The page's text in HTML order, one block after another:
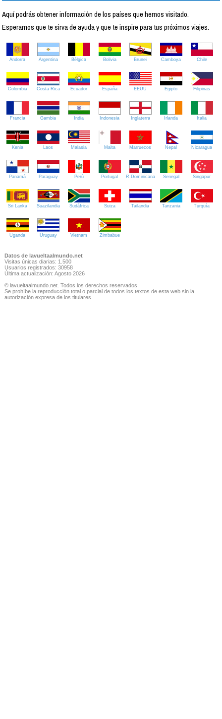
Aquí podrás obtener información de los países que hemos visitado.
Esperamos que te sirva de ayuda y que te inspire para tus próximos viajes.
Andorra Argentina Bélgica Bolivia Brunei Camboya Chile
Colombia Costa Rica Ecuador España EEUU Egipto Filipinas
Francia Gambia India Indonesia Inglaterra Irlanda Italia
Kenia Laos Malasia Malta Marruecos Nepal Nicaragua
Panamá Paraguay Perú Portugal R.Dominicana Senegal Singapur
Sri Lanka Suazilandia Sudáfrica Suiza Tailandia Tanzania Turquía
Uganda Uruguay Vietnam Zimbabue
Datos de lavueltaalmundo.net
Visitas únicas diarias: 1.500
Usuarios registrados: 30958
Última actualización: Agosto 2026
© lavueltaalmundo.net. Todos los derechos reservados.
Se prohíbe la reproducción total o parcial de todos los textos de esta web sin la
autorización expresa de los titulares.